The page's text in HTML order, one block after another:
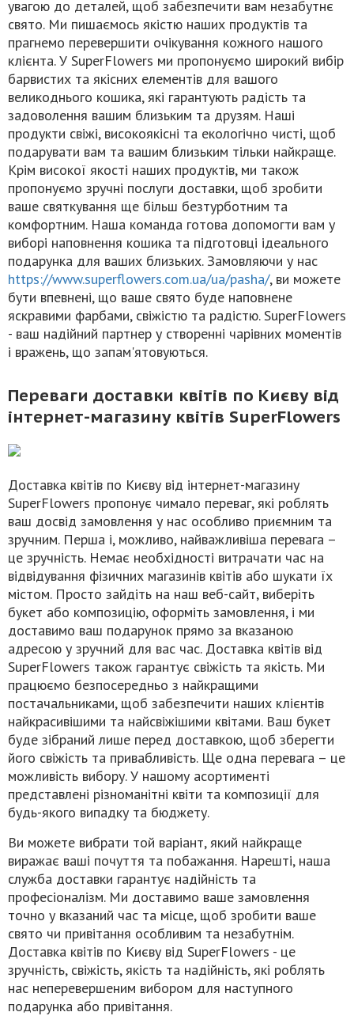
увагою до деталей, щоб забезпечити вам незабутнє
свято. Ми пишаємось якістю наших продуктів та
прагнемо перевершити очікування кожного нашого
клієнта. У SuperFlowers ми пропонуємо широкий вибір
барвистих та якісних елементів для вашого
великоднього кошика, які гарантують радість та
задоволення вашим близьким та друзям. Наші
продукти свіжі, високоякісні та екологічно чисті, щоб
подарувати вам та вашим близьким тільки найкраще.
Крім високої якості наших продуктів, ми також
пропонуємо зручні послуги доставки, щоб зробити
ваше святкування ще більш безтурботним та
комфортним. Наша команда готова допомогти вам у
виборі наповнення кошика та підготовці ідеального
подарунка для ваших близьких. Замовляючи у нас
https://www.superflowers.com.ua/ua/pasha/, ви можете
бути впевнені, що ваше свято буде наповнене
яскравими фарбами, свіжістю та радістю. SuperFlowers
- ваш надійний партнер у створенні чарівних моментів
і вражень, що запам'ятовуються.
Переваги доставки квітів по Києву від
інтернет-магазину квітів SuperFlowers
Доставка квітів по Києву від інтернет-магазину
SuperFlowers пропонує чимало переваг, які роблять
ваш досвід замовлення у нас особливо приємним та
зручним. Перша і, можливо, найважливіша перевага –
це зручність. Немає необхідності витрачати час на
відвідування фізичних магазинів квітів або шукати їх
містом. Просто зайдіть на наш веб-сайт, виберіть
букет або композицію, оформіть замовлення, і ми
доставимо ваш подарунок прямо за вказаною
адресою у зручний для вас час. Доставка квітів від
SuperFlowers також гарантує свіжість та якість. Ми
працюємо безпосередньо з найкращими
постачальниками, щоб забезпечити наших клієнтів
найкрасивішими та найсвіжішими квітами. Ваш букет
буде зібраний лише перед доставкою, щоб зберегти
його свіжість та привабливість. Ще одна перевага – це
можливість вибору. У нашому асортименті
представлені різноманітні квіти та композиції для
будь-якого випадку та бюджету.
Ви можете вибрати той варіант, який найкраще
виражає ваші почуття та побажання. Нарешті, наша
служба доставки гарантує надійність та
професіоналізм. Ми доставимо ваше замовлення
точно у вказаний час та місце, щоб зробити ваше
свято чи привітання особливим та незабутнім.
Доставка квітів по Києву від SuperFlowers - це
зручність, свіжість, якість та надійність, які роблять
нас неперевершеним вибором для наступного
подарунка або привітання.